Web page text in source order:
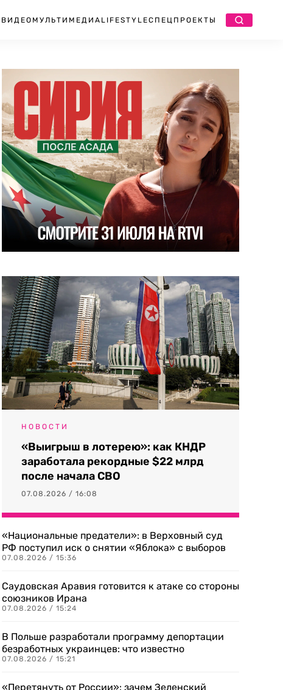
ВИДЕО МУЛЬТИМЕДИА LIFESTYLEСПЕЦПРОЕКТЫ
НОВОСТИ
«Выигрыш в лотерею»: как КНДР
заработала рекордные $22 млрд
после начала СВО
07.08.2026 / 16:08
«Национальные предатели»: в Верховный суд
РФ поступил иск о снятии «Яблока» с выборов
07.08.2026 / 15:36
Саудовская Аравия готовится к атаке со стороны
союзников Ирана
07.08.2026 / 15:24
В Польше разработали программу депортации
безработных украинцев: что известно
07.08.2026 / 15:21
«Перетянуть от России»: зачем Зеленский